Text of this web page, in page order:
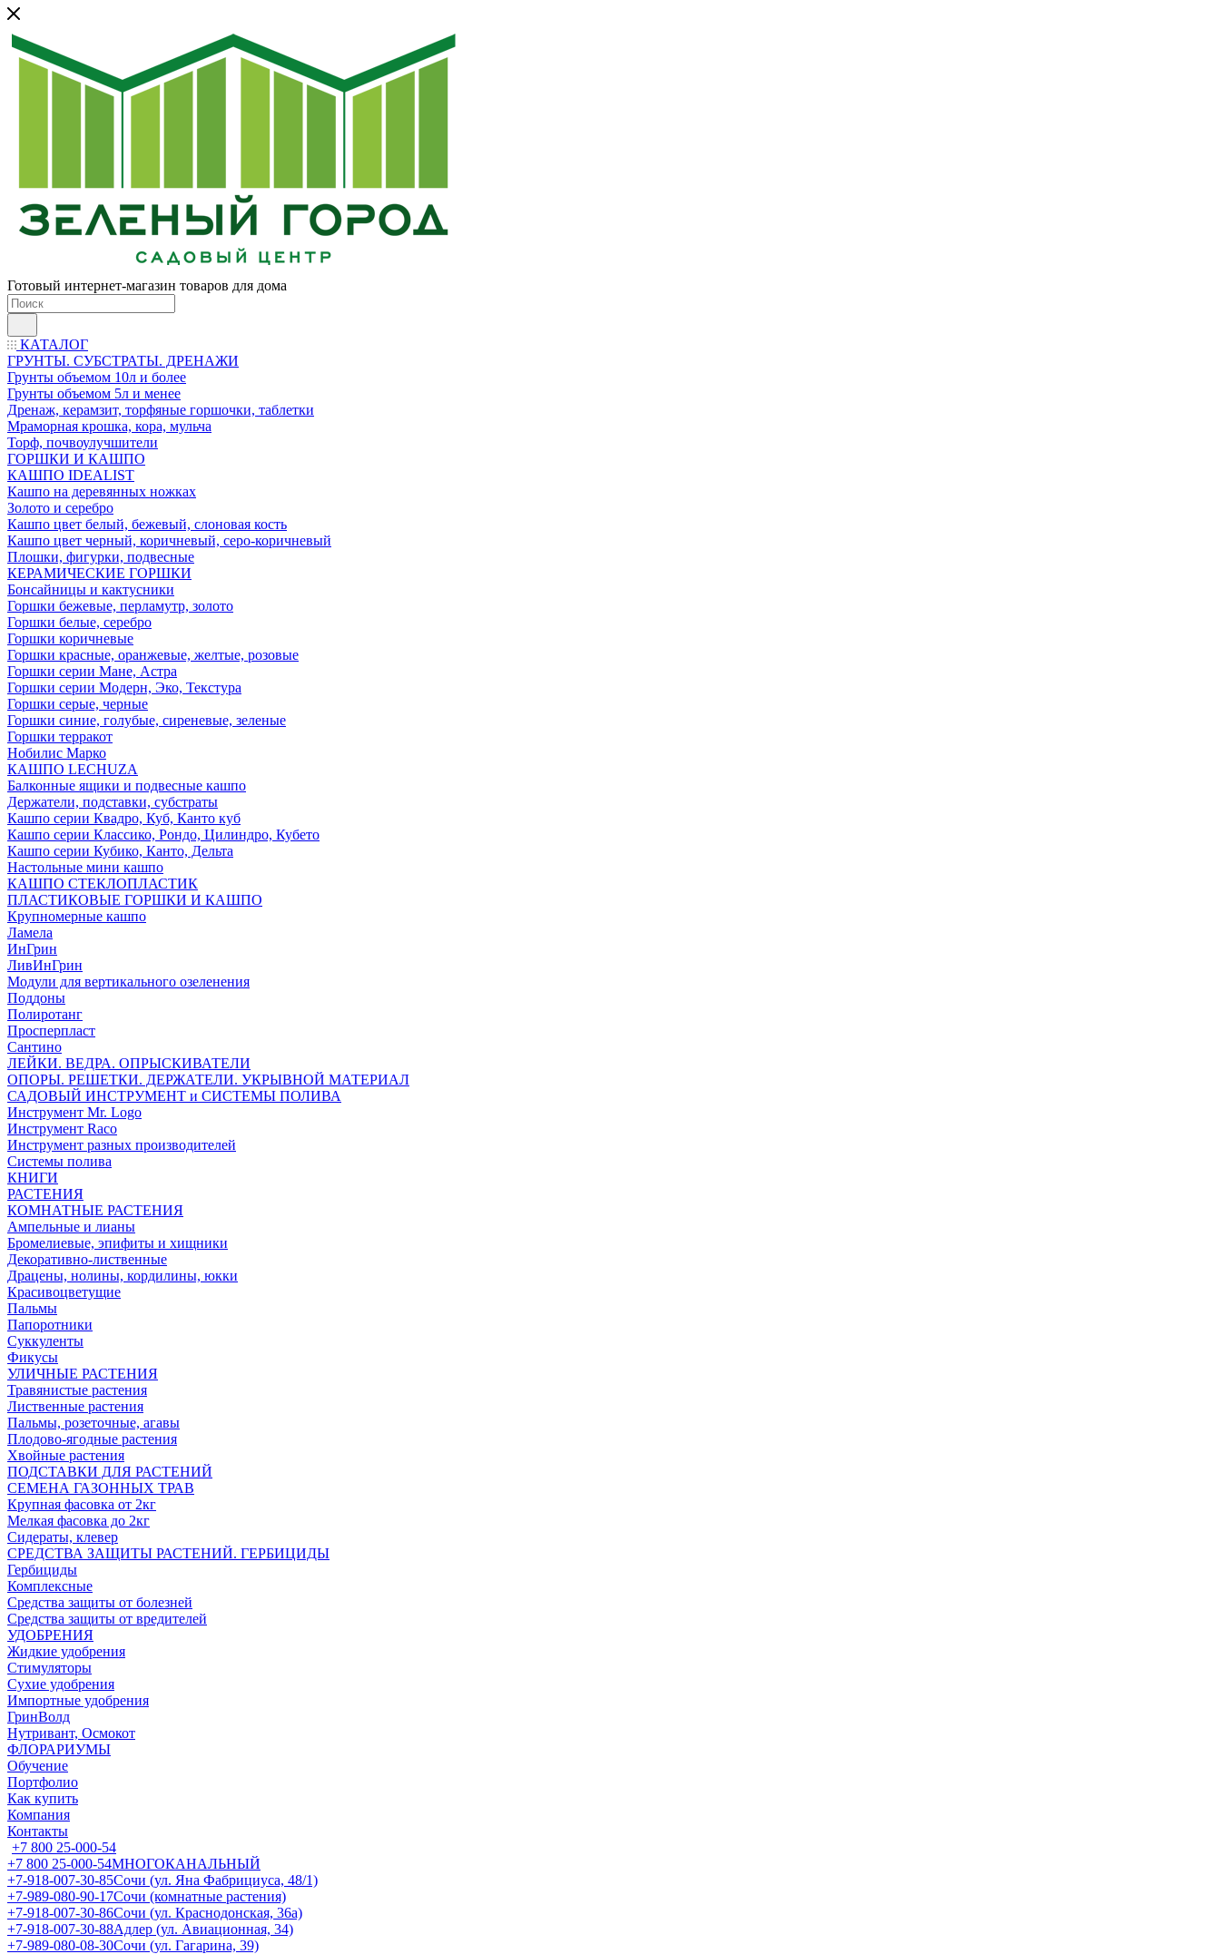
Готовый интернет-магазин товаров для дома
КАТАЛОГ
ГРУНТЫ. СУБСТРАТЫ. ДРЕНАЖИ
Грунты объемом 10л и более
Грунты объемом 5л и менее
Дренаж, керамзит, торфяные горшочки, таблетки
Мраморная крошка, кора, мульча
Торф, почвоулучшители
ГОРШКИ И КАШПО
КАШПО IDEALIST
Кашпо на деревянных ножках
Золото и серебро
Кашпо цвет белый, бежевый, слоновая кость
Кашпо цвет черный, коричневый, серо-коричневый
Плошки, фигурки, подвесные
КЕРАМИЧЕСКИЕ ГОРШКИ
Бонсайницы и кактусники
Горшки бежевые, перламутр, золото
Горшки белые, серебро
Горшки коричневые
Горшки красные, оранжевые, желтые, розовые
Горшки серии Мане, Астра
Горшки серии Модерн, Эко, Текстура
Горшки серые, черные
Горшки синие, голубые, сиреневые, зеленые
Горшки терракот
Нобилис Марко
КАШПО LECHUZA
Балконные ящики и подвесные кашпо
Держатели, подставки, субстраты
Кашпо серии Квадро, Куб, Канто куб
Кашпо серии Классико, Рондо, Цилиндро, Кубето
Кашпо серии Кубико, Канто, Дельта
Настольные мини кашпо
КАШПО СТЕКЛОПЛАСТИК
ПЛАСТИКОВЫЕ ГОРШКИ И КАШПО
Крупномерные кашпо
Ламела
ИнГрин
ЛивИнГрин
Модули для вертикального озеленения
Поддоны
Полиротанг
Просперпласт
Сантино
ЛЕЙКИ. ВЕДРА. ОПРЫСКИВАТЕЛИ
ОПОРЫ. РЕШЕТКИ. ДЕРЖАТЕЛИ. УКРЫВНОЙ МАТЕРИАЛ
САДОВЫЙ ИНСТРУМЕНТ и СИСТЕМЫ ПОЛИВА
Инструмент Mr. Logo
Инструмент Raco
Инструмент разных производителей
Системы полива
КНИГИ
РАСТЕНИЯ
КОМНАТНЫЕ РАСТЕНИЯ
Ампельные и лианы
Бромелиевые, эпифиты и хищники
Декоративно-лиственные
Драцены, нолины, кордилины, юкки
Красивоцветущие
Пальмы
Папоротники
Суккуленты
Фикусы
УЛИЧНЫЕ РАСТЕНИЯ
Травянистые растения
Лиственные растения
Пальмы, розеточные, агавы
Плодово-ягодные растения
Хвойные растения
ПОДСТАВКИ ДЛЯ РАСТЕНИЙ
СЕМЕНА ГАЗОННЫХ ТРАВ
Крупная фасовка от 2кг
Мелкая фасовка до 2кг
Сидераты, клевер
СРЕДСТВА ЗАЩИТЫ РАСТЕНИЙ. ГЕРБИЦИДЫ
Гербициды
Комплексные
Средства защиты от болезней
Средства защиты от вредителей
УДОБРЕНИЯ
Жидкие удобрения
Стимуляторы
Сухие удобрения
Импортные удобрения
ГринВолд
Нутривант, Осмокот
ФЛОРАРИУМЫ
Обучение
Портфолио
Как купить
Компания
Контакты
+7 800 25-000-54
+7 800 25-000-54МНОГОКАНАЛЬНЫЙ
+7-918-007-30-85Сочи (ул. Яна Фабрициуса, 48/1)
+7-989-080-90-17Сочи (комнатные растения)
+7-918-007-30-86Сочи (ул. Краснодонская, 36а)
+7-918-007-30-88Адлер (ул. Авиационная, 34)
+7-989-080-08-30Сочи (ул. Гагарина, 39)